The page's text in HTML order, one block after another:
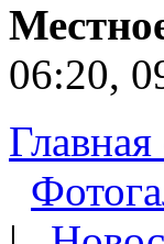
06:20,